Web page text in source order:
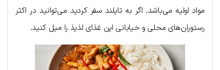
مواد اولیه می‌باشد. اگر به تایلند سفر کردید می‌توانید در اکثر
رستوران‌های محلی و خیابانی این غذای لذیذ را میل کنید.